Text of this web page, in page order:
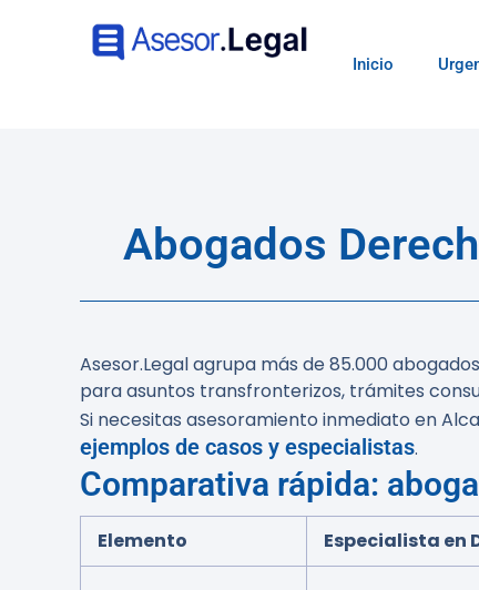
Inicio
Abogados
Asesor.Legal agrupa más de 85.000
para asuntos transfronterizos, trámites
Si necesitas asesoramiento inmediato en
ejemplos de casos y especialistas.
Comparativa rápida:
Elemento Especialista en